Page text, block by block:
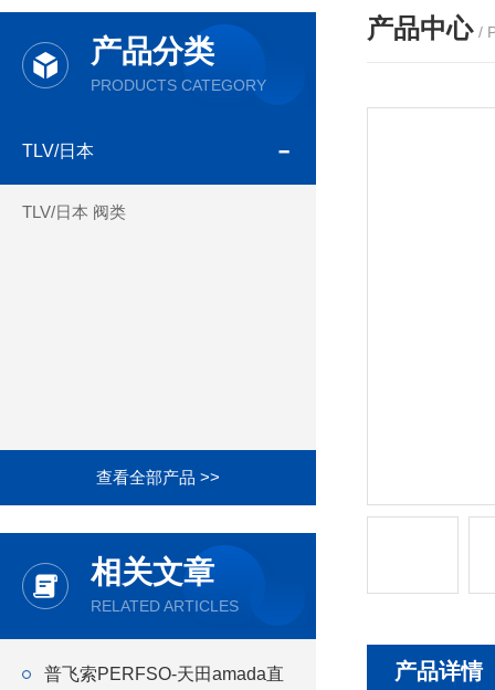
产品分类
PRODUCTS CATEGORY
TLV/日本
TLV/日本 阀类
查看全部产品 >>
相关文章
RELATED ARTICLES
普飞索PERFSO-天田amada直
产品中心 /
产品详情